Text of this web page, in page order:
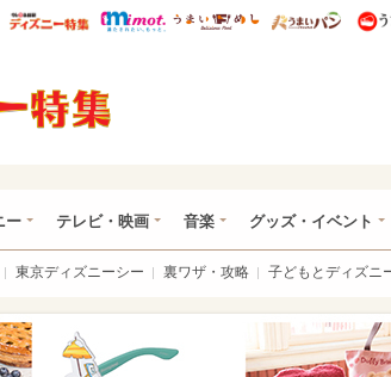
研
ハピママ* ウレぴあ総研 ディズニー特集
mimot. うまいめし う
ー テレビ・映画 音楽 グッズ・イベント
東京ディズニーシー 裏ワザ・攻略 子どもとディズニ